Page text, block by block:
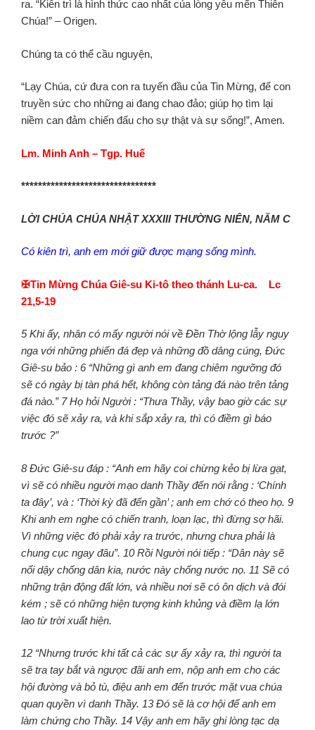
ra. “Kiên trì là hình thức cao nhất của lòng yêu mến Thiên
Chúa!” – Origen.
Chúng ta có thể cầu nguyện,
“Lạy Chúa, cứ đưa con ra tuyến đầu của Tin Mừng, để con
truyền sức cho những ai đang chao đảo; giúp họ tìm lại
niềm can đảm chiến đấu cho sự thật và sự sống!”, Amen.
Lm. Minh Anh – Tgp. Huế
********************************
LỜI CHÚA CHÚA NHẬT XXXIII THƯỜNG NIÊN, NĂM C
Có kiên trì, anh em mới giữ được mạng sống mình.
✠Tin Mừng Chúa Giê-su Ki-tô theo thánh Lu-ca. Lc
21,5-19
5 Khi ấy, nhân có mấy người nói về Đền Thờ lộng lẫy nguy
nga với những phiến đá đẹp và những đồ dâng cúng, Đức
Giê-su bảo : 6 “Những gì anh em đang chiêm ngưỡng đó
sẽ có ngày bị tàn phá hết, không còn tảng đá nào trên tảng
đá nào.” 7 Họ hỏi Người : “Thưa Thầy, vậy bao giờ các sự
việc đó sẽ xảy ra, và khi sắp xảy ra, thì có điềm gì báo
trước ?”
8 Đức Giê-su đáp : “Anh em hãy coi chừng kẻo bị lừa gạt,
vì sẽ có nhiều người mạo danh Thầy đến nói rằng : ‘Chính
ta đây’, và : ‘Thời kỳ đã đến gần’ ; anh em chớ có theo họ. 9
Khi anh em nghe có chiến tranh, loạn lạc, thì đừng sợ hãi.
Vì những việc đó phải xảy ra trước, nhưng chưa phải là
chung cục ngay đâu”. 10 Rồi Người nói tiếp : “Dân này sẽ
nổi dậy chống dân kia, nước này chống nước nọ. 11 Sẽ có
những trận động đất lớn, và nhiều nơi sẽ có ôn dịch và đói
kém ; sẽ có những hiện tượng kinh khủng và điềm lạ lớn
lao từ trời xuất hiện.
12 “Nhưng trước khi tất cả các sự ấy xảy ra, thì người ta
sẽ tra tay bắt và ngược đãi anh em, nộp anh em cho các
hội đường và bỏ tù, điệu anh em đến trước mặt vua chúa
quan quyền vì danh Thầy. 13 Đó sẽ là cơ hội để anh em
làm chứng cho Thầy. 14 Vậy anh em hãy ghi lòng tạc dạ